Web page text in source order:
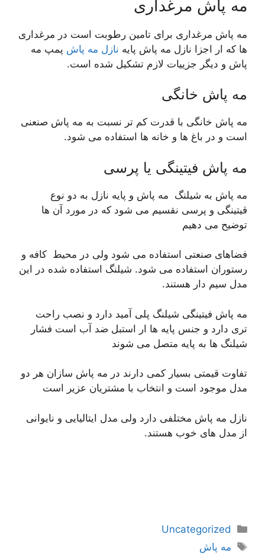
مه پاش مرغداری
مه پاش مرغداری برای تامین رطوبت است در مرغداری
ها که ار اجزا نازل مه پاش پایه نازل مه پاش پمپ مه
پاش و دیگر جزییات لازم تشکیل شده است.
مه پاش خانگی
مه پاش خانگی با قدرت کم تر نسبت به مه پاش صنعنی
است و در باغ ها و خانه ها استفاده می شود.
مه پاش فیتینگی یا پرسی
مه پاش به شیلنگ مه پاش و پایه نازل به دو نوع
قیتینگی و پرسی نقسیم می شود که در مورد آن ها
توضیح می دهیم
فضاهای صنعتی استفاده می شود ولی در محیط کافه و
رستوران استفاده می شود. شیلنگ استفاده شده در این
مدل سیم دار هستند.
مه پاش فیتینگی شیلنگ پلی آمید دارد و نصب راحت
تری دارد و جنس پایه ها ار استبل ضد آب است فشار
شیلنگ ها به پایه متصل می شوند
تفاوت قیمتی بسیار کمی دارند در مه پاش سازان هر دو
مدل موجود است و انتخاب با مشتریان عزیر است
نازل مه پاش مختلفی دارد ولی مدل ایتالیایی و نایوانی
از مدل های خوب هستند.
دسته‌ها
Uncategorized
برچسب‌ها
مه پاش